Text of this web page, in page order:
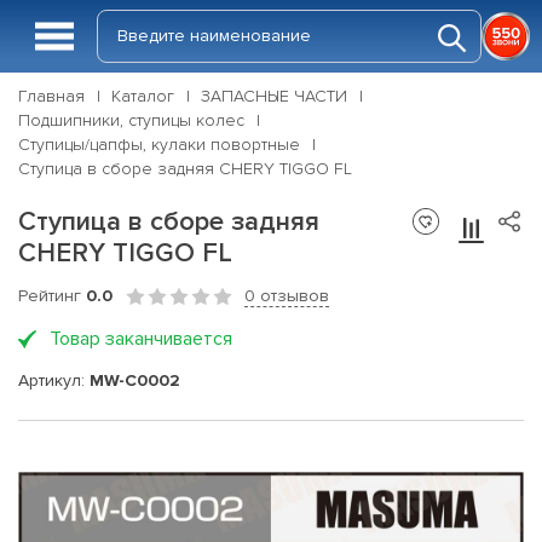
Главная Каталог
ЗАПАСНЫЕ ЧАСТИ
Подшипники, ступицы колес
Ступицы/цапфы, кулаки повортные
Ступица в сборе задняя CHERY TIGGO FL
Ступица в сборе задняя
CHERY TIGGO FL
Рейтинг 0.0 0 отзывов
Товар заканчивается
Артикул: MW-C0002